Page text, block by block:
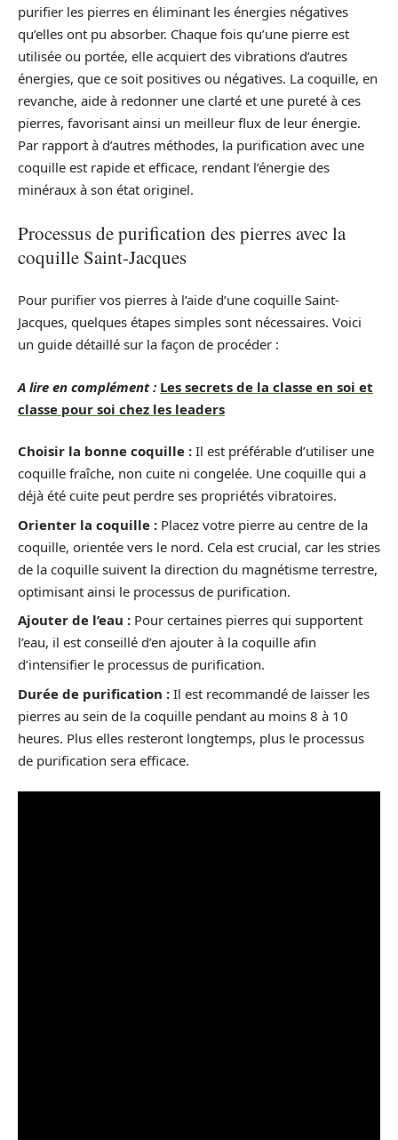
purifier les pierres en éliminant les énergies négatives
qu’elles ont pu absorber. Chaque fois qu’une pierre est
utilisée ou portée, elle acquiert des vibrations d’autres
énergies, que ce soit positives ou négatives. La coquille, en
revanche, aide à redonner une clarté et une pureté à ces
pierres, favorisant ainsi un meilleur flux de leur énergie.
Par rapport à d’autres méthodes, la purification avec une
coquille est rapide et efficace, rendant l’énergie des
minéraux à son état originel.
Processus de purification des pierres avec la
coquille Saint-Jacques
Pour purifier vos pierres à l’aide d’une coquille Saint-
Jacques, quelques étapes simples sont nécessaires. Voici
un guide détaillé sur la façon de procéder :
A lire en complément : Les secrets de la classe en soi et
classe pour soi chez les leaders
Choisir la bonne coquille : Il est préférable d’utiliser une
coquille fraîche, non cuite ni congelée. Une coquille qui a
déjà été cuite peut perdre ses propriétés vibratoires.
Orienter la coquille : Placez votre pierre au centre de la
coquille, orientée vers le nord. Cela est crucial, car les stries
de la coquille suivent la direction du magnétisme terrestre,
optimisant ainsi le processus de purification.
Ajouter de l’eau : Pour certaines pierres qui supportent
l’eau, il est conseillé d’en ajouter à la coquille afin
d’intensifier le processus de purification.
Durée de purification : Il est recommandé de laisser les
pierres au sein de la coquille pendant au moins 8 à 10
heures. Plus elles resteront longtemps, plus le processus
de purification sera efficace.